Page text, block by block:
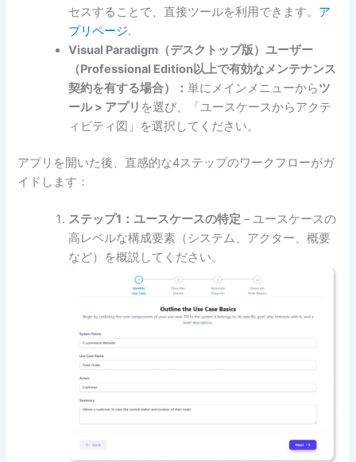
セスすることで、直接ツールを利用できます。 ア
プリページ.
Visual Paradigm（デスクトップ版）ユーザー
（Professional Edition以上で有効なメンテナンス
契約を有する場合）：単にメインメニューからツ
ール > アプリ を選び、「ユースケースからアクテ
ィビティ図」を選択してください。
アプリを開いた後、直感的な4ステップのワークフローがガ
イドします：
ステップ1：ユースケースの特定 – ユースケースの
高レベルな構成要素（システム、アクター、概要
など）を概説してください。